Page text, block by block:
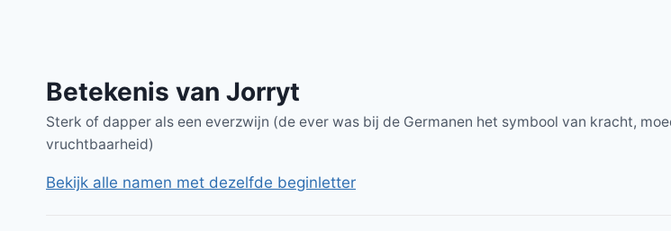
Betekenis van Jorryt
Sterk of dapper als een everzwijn (de ever was bij de Germanen het symbool van kracht,
vruchtbaarheid)
Bekijk alle namen met dezelfde beginletter